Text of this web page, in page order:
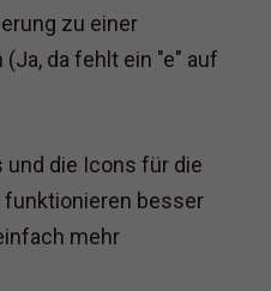
zu einer
da fehlt ein "e" auf
und die Icons für die
funktionieren besser
mehr